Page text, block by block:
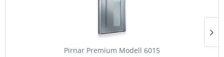
Pirnar Premium Modell 6015